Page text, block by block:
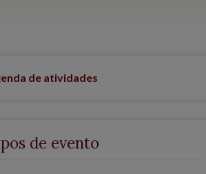
de atividades
de evento